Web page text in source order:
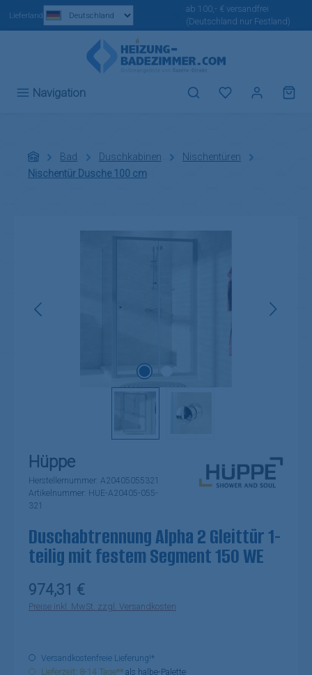
Zum Hauptinhalt springen
Lieferland
ab 100,- € versandfrei
(Deutschland nur Festland)
Navigation Du hast 0
Bad Duschkabinen
Nischentüren
Nischentür Dusche 100 cm
Bildergalerie überspringen
Hüppe
Herstellernummer: A20405055321
Artikelnummer: HUE-A20405-055-
321
Duschabtrennung Alpha 2 Gleittür 1-
teilig mit festem Segment 150 WE
Regulärer Preis:
974,31 €
Preise inkl. MwSt. zzgl. Versandkosten
Versandkostenfreie Lieferung!*
Lieferzeit: 8-14 Tage** als halbe-Palette